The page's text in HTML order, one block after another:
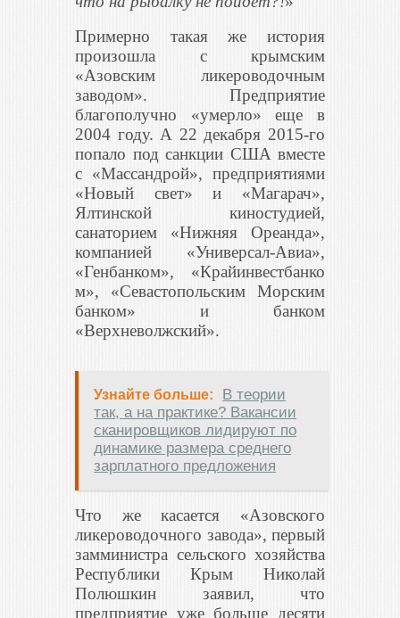
Примерно такая же история
произошла с крымским
«Азовским ликероводочным
заводом». Предприятие
благополучно «умерло» еще в
2004 году. А 22 декабря 2015-го
попало под санкции США вместе
с «Массандрой», предприятиями
«Новый свет» и «Магарач»,
Ялтинской киностудией,
санаторием «Нижняя Ореанда»,
компанией «Универсал-Авиа»,
«Генбанком», «Крайинвестбанко
м», «Севастопольским Морским
банком» и банком
«Верхневолжский».
Узнайте больше:
В теории
так, а на практике? Вакансии
сканировщиков лидируют по
динамике размера среднего
зарплатного предложения
Что же касается «Азовского
ликероводочного завода», первый
замминистра сельского хозяйства
Республики Крым Николай
Полюшкин заявил, что
предприятие уже больше десяти